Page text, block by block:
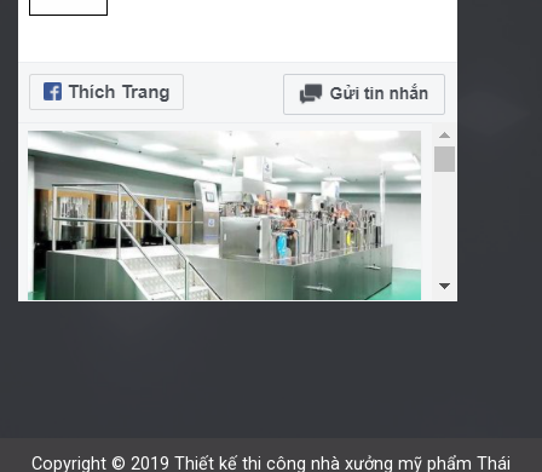
Copyright © 2019 Thiết kế thi công nhà xưởng mỹ phẩm Thái